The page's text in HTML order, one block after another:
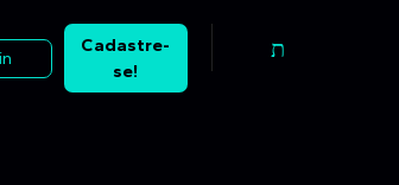
Cadastre-
se!